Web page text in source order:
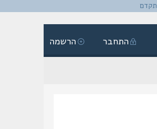
הרשמה התחבר